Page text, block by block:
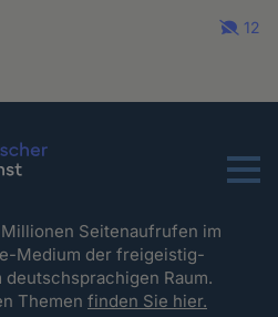
12
Menu
Seitenaufrufen im
Medium der freigeistig-
Raum.
Themenfinden Sie hier.